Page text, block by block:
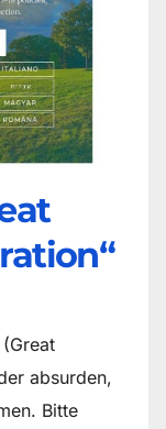
absurden,
Bitte